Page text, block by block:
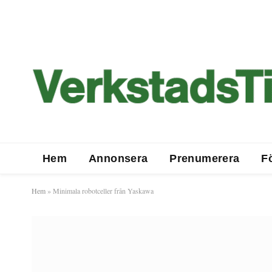
Hem Annonsera Prenumerera
Hem » Minimala robotceller från Yaskawa